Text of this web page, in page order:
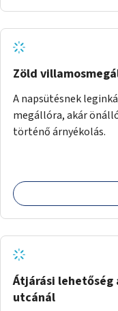
Zöld
A napsütésnek
megállóra, akár
történő árnyékolás.
Átjárási lehetőség
utcánál